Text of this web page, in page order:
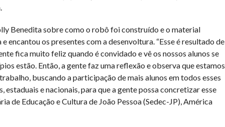
Benedita sobre como o robô foi construído e o material
encantou os presentes com a desenvoltura. “Esse é resultado de
fica muito feliz quando é convidado e vê os nossos alunos se
estão. Então, a gente faz uma reflexão e observa que estamos
buscando a participação de mais alunos em todos esses
e nacionais, para que a gente possa concretizar esse
de Educação e Cultura de João Pessoa (Sedec-JP), América